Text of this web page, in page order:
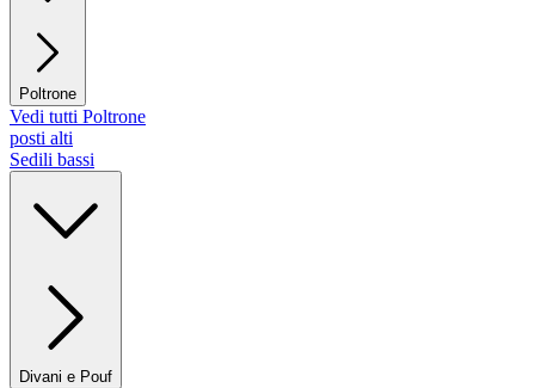
Poltrone
Vedi tutti Poltrone
posti alti
Sedili bassi
Divani e Pouf